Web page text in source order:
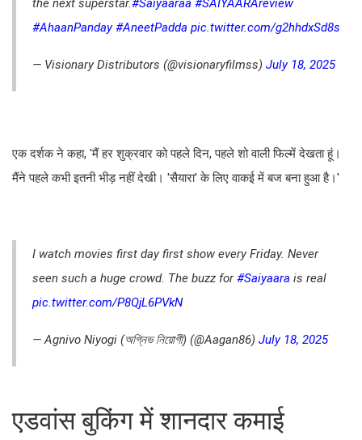
the next superstar.#Saiyaaraa #SAIYAARAreview
#AhaanPanday #AneetPadda pic.twitter.com/g2hhdxSd8s
— Visionary Distributors (@visionaryfilmss) July 18, 2025
एक दर्शक ने कहा, 'मैं हर शुक्रवार को पहले दिन, पहले शो वाली फिल्में देखता हूं।
मैंने पहले कभी इतनी भीड़ नहीं देखी। 'सैयारा' के लिए वाकई में बज बना हुआ है।'
I watch movies first day first show every Friday. Never
seen such a huge crowd. The buzz for#Saiyaara is real
pic.twitter.com/P8QjL6PVkN
— Agnivo Niyogi (অগ্নিভ নিয়োগী) (@Aagan86) July 18, 2025
एडवांस बुकिंग में शानदार कमाई